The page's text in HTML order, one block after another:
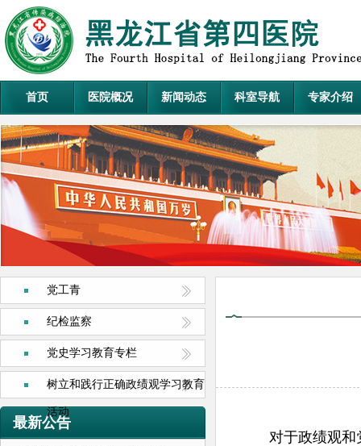
首页 医院概况 新闻动态 科室导航 专家介绍
党工青
纪检监察
党史学习教育专栏
树立和践行正确政绩观学习教育
活动
最新公告
对于政绩观和党